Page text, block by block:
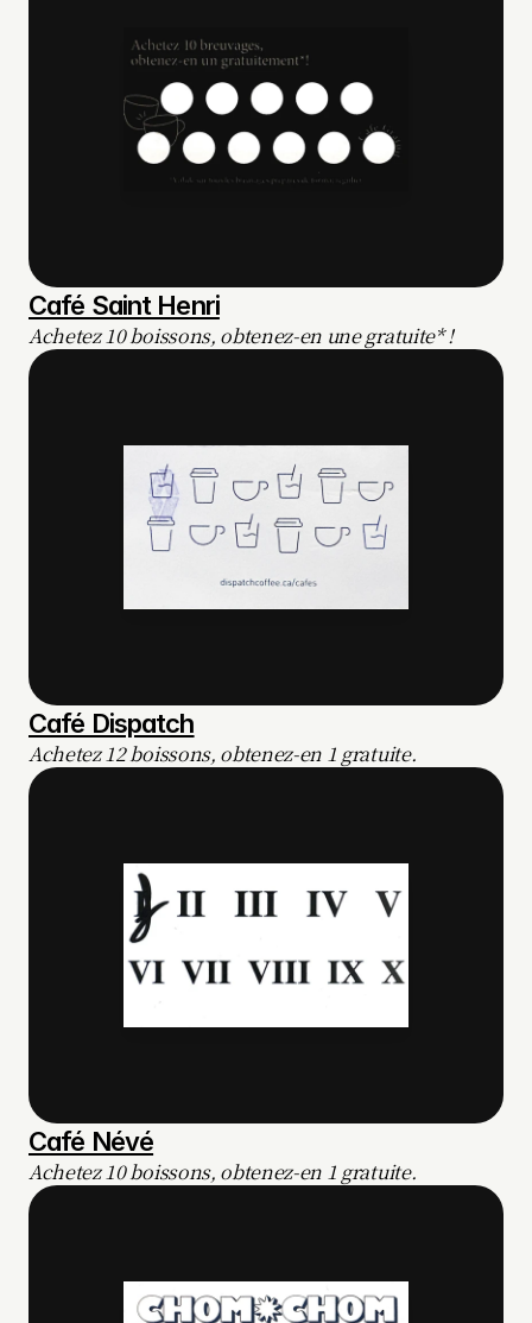
Café Saint Henri
Achetez 10 boissons, obtenez-en une gratuite* !
Café Dispatch
Achetez 12 boissons, obtenez-en 1 gratuite.
Café Névé
Achetez 10 boissons, obtenez-en 1 gratuite.